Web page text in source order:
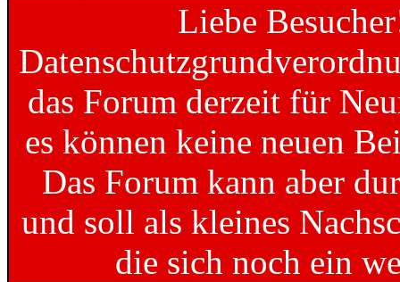
Liebe
das Forum derzeit für
es können keine neuen
Das Forum kann aber
und soll als kleines
die sich noch ein